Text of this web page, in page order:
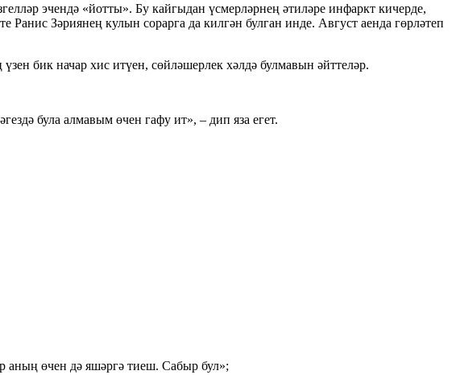
эчендә «йотты». Бу кайгыдан үсмерләрнең әтиләре инфаркт кичерде,
Зәриянең кулын сорарга да килгән булган инде. Август аенда гөрләтеп
бик начар хис итүен, сөйләшерлек хәлдә булмавын әйттеләр.
була алмавым өчен гафу ит», – дип яза егет.
аның өчен дә яшәргә тиеш. Сабыр бул»;